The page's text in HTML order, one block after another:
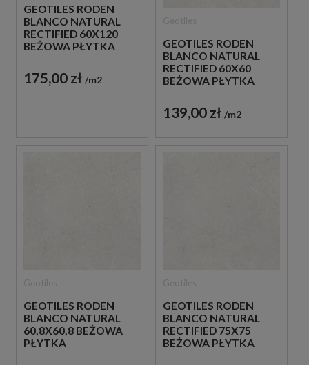
GEOTILES RODEN
BLANCO NATURAL
RECTIFIED 60X120
BEŻOWA PŁYTKA
175,00 zł m2
GEOTILES RODEN
BLANCO NATURAL
RECTIFIED 60X60
BEŻOWA PŁYTKA
139,00 zł m2
GEOTILES RODEN
BLANCO NATURAL
60,8X60,8 BEŻOWA
PŁYTKA
GEOTILES RODEN
BLANCO NATURAL
RECTIFIED 75X75
BEŻOWA PŁYTKA